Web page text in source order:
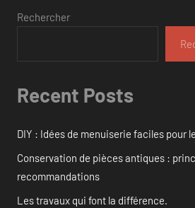
Rechercher
Recent Posts
DIY : Idées de menuiserie faciles pour
Conservation de pièces antiques :
recommandations
Les travaux qui font la différence.